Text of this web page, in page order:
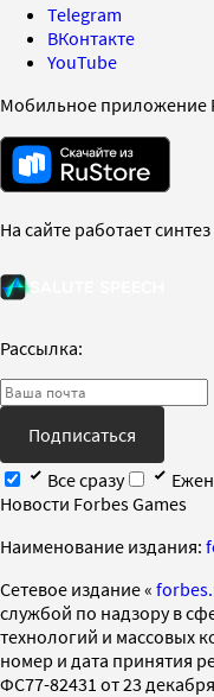
Telegram
ВКонтакте
YouTube
Мобильное приложение
На сайте работает
Рассылка:
Подписаться
Все сразу
Новости Forbes Games
Наименование издания:
Cетевое издание «
службой по надзору в
технологий и массовых
номер и дата принятия
ФС77-82431 от 23 декабря